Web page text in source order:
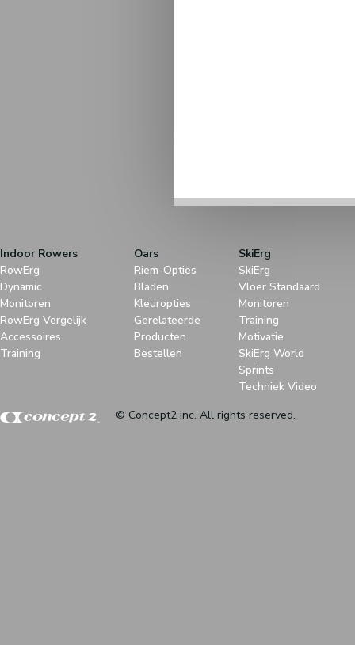
Indoor Rowers
RowErg
Dynamic
Monitoren
RowErg Vergelijk
Accessoires
Training
Oars
Riem-Opties
Bladen
Kleuropties
Gerelateerde
Producten
Bestellen
SkiErg
SkiErg
Vloer Standaard
Monitoren
Training
Motivatie
SkiErg World
Sprints
Techniek Video
© Concept2 inc. All rights reserved.